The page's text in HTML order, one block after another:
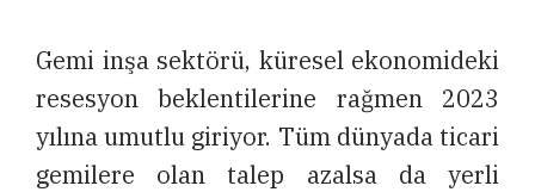
Gemi inşa sektörü, küresel ekonomideki
resesyon beklentilerine rağmen 2023
yılına umutlu giriyor. Tüm dünyada ticari
gemilere olan talep azalsa da yerli